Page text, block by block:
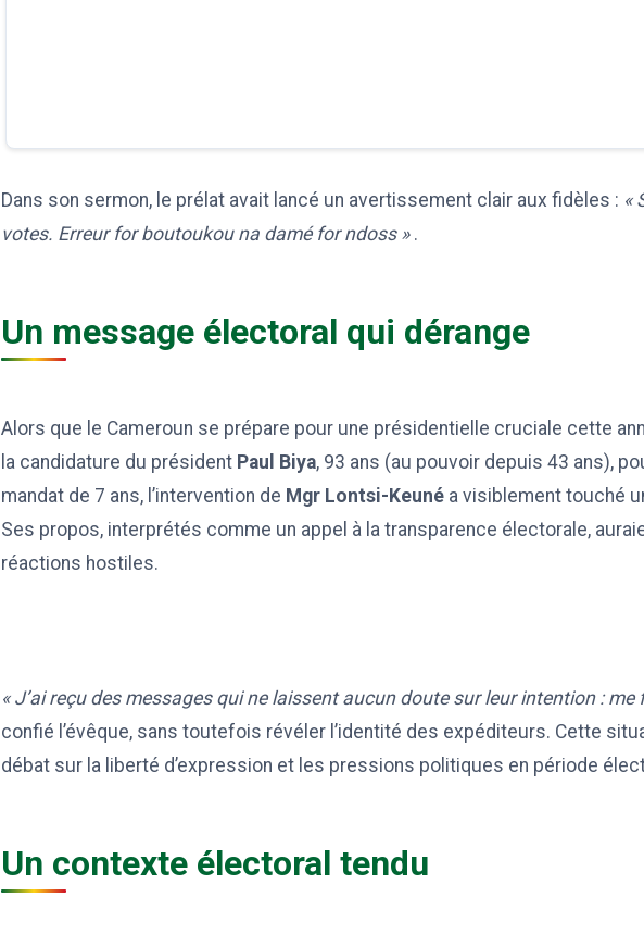
Dans son sermon, le prélat avait lancé un avertissement clair aux fidèles : «
votes. Erreur for boutoukou na damé for ndoss ».
Un message électoral qui dérange
Alors que le Cameroun se prépare pour une présidentielle cruciale cette
la candidature du président Paul Biya, 93 ans (au pouvoir depuis 43 ans),
mandat de 7 ans, l’intervention de Mgr Lontsi-Keuné a visiblement touché
Ses propos, interprétés comme un appel à la transparence électorale,
réactions hostiles.
« J’ai reçu des messages qui ne laissent aucun doute sur leur intention : me
confié l’évêque, sans toutefois révéler l’identité des expéditeurs. Cette
débat sur la liberté d’expression et les pressions politiques en période
Un contexte électoral tendu